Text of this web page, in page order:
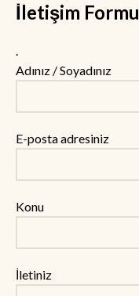
İletişim Formu
.
Adınız / Soyadınız
E-posta adresiniz
Konu
İletiniz